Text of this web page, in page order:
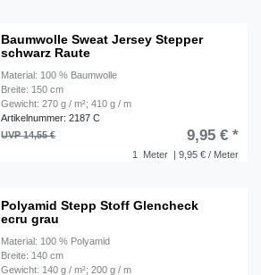
Baumwolle Sweat Jersey Stepper
schwarz Raute
Material: 100 % Baumwolle
Breite: 150 cm
Gewicht: 270 g / m²; 410 g / m
Artikelnummer: 2187 C
1 Meter | 9,95 € / Meter
UVP 14,55 € 9,95 € *
Polyamid Stepp Stoff Glencheck
ecru grau
Material: 100 % Polyamid
Breite: 140 cm
Gewicht: 140 g / m²; 200 g / m